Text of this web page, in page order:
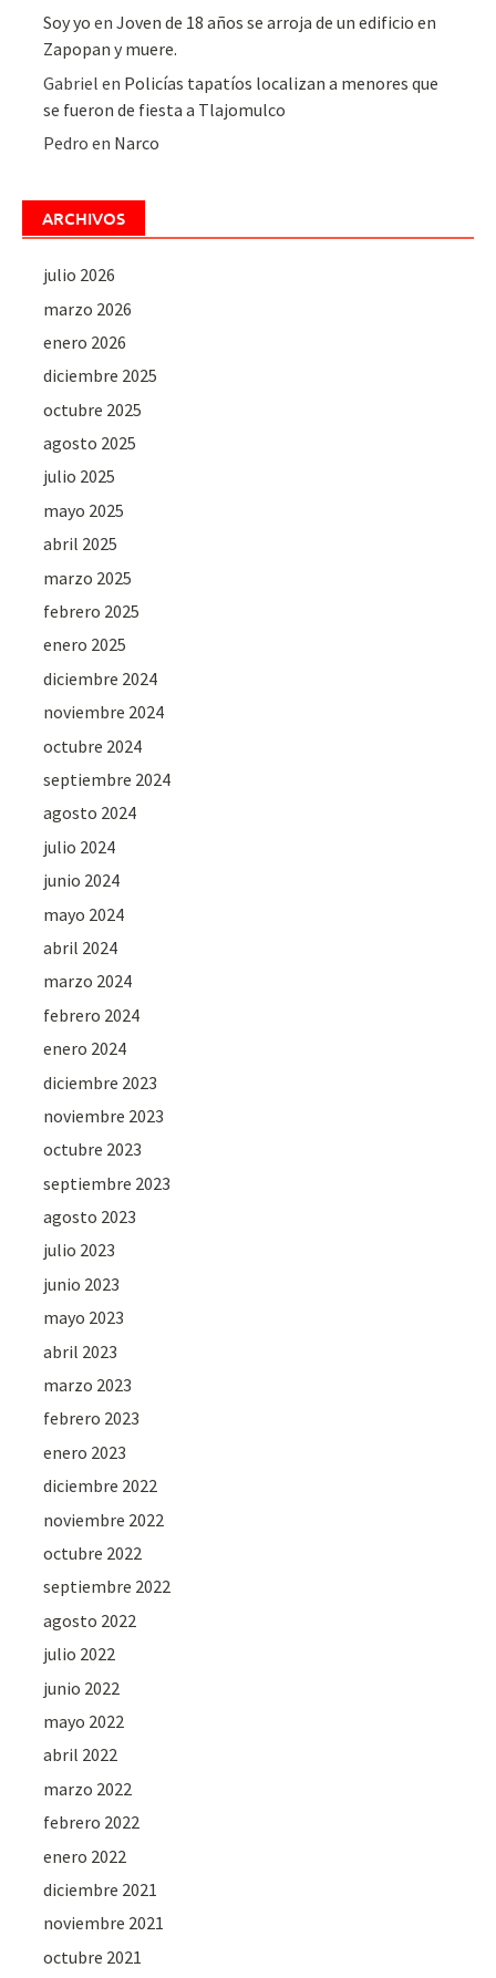
Soy yo enJoven de 18 años se arroja de un edificio en
Zapopan y muere.
Gabriel en Policías tapatíos localizan a menores que
se fueron de fiesta a Tlajomulco
Pedro en Narco
ARCHIVOS
julio 2026
marzo 2026
enero 2026
diciembre 2025
octubre 2025
agosto 2025
julio 2025
mayo 2025
abril 2025
marzo 2025
febrero 2025
enero 2025
diciembre 2024
noviembre 2024
octubre 2024
septiembre 2024
agosto 2024
julio 2024
junio 2024
mayo 2024
abril 2024
marzo 2024
febrero 2024
enero 2024
diciembre 2023
noviembre 2023
octubre 2023
septiembre 2023
agosto 2023
julio 2023
junio 2023
mayo 2023
abril 2023
marzo 2023
febrero 2023
enero 2023
diciembre 2022
noviembre 2022
octubre 2022
septiembre 2022
agosto 2022
julio 2022
junio 2022
mayo 2022
abril 2022
marzo 2022
febrero 2022
enero 2022
diciembre 2021
noviembre 2021
octubre 2021